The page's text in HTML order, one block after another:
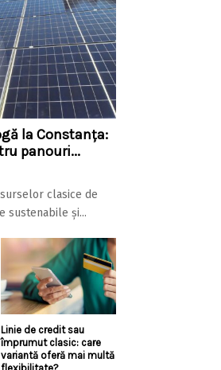
la Constanța:
panouri...
clasice de
sustenabile și...
Linie de credit sau
împrumut clasic: care
variantă oferă mai multă